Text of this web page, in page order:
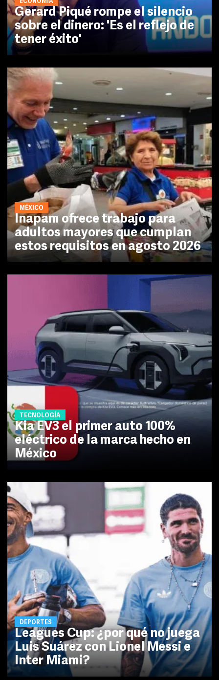
ECONOMÍA
Gerard Piqué rompe el silencio
sobre el dinero: 'Es el reflejo de
tener éxito'
MÉXICO
Inapam ofrece trabajo para
adultos mayores que cumplan
estos requisitos en agosto 2026
TECNOLOGÍA
Kia EV3 el primer auto 100%
eléctrico de la marca hecho en
México
DEPORTES
Leagues Cup: ¿por qué no juega
Luis Suárez con Lionel Messi e
Inter Miami?